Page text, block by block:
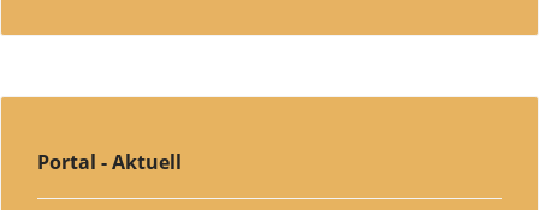
Portal - Aktuell